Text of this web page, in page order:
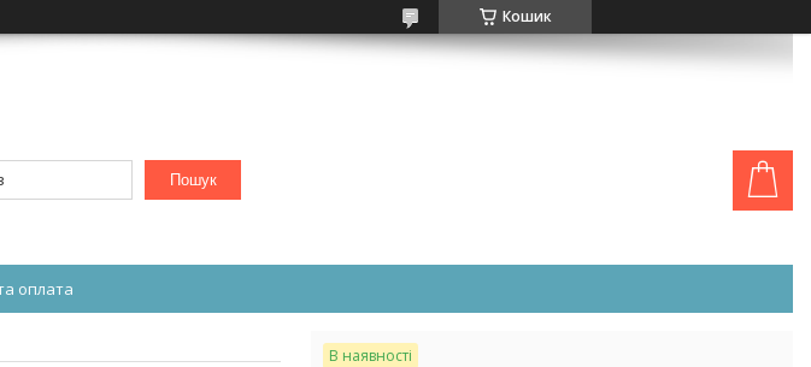
Кошик
Пошук
оплата
В наявності